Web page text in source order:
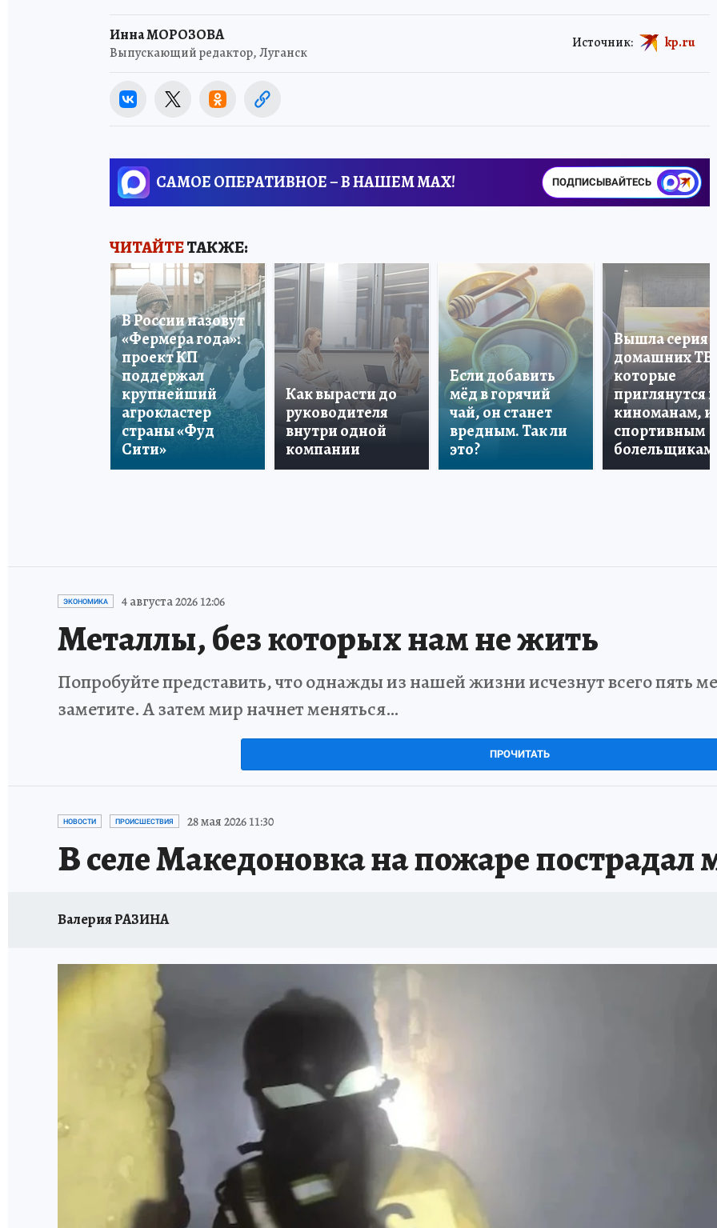
Инна МОРОЗОВА
Выпускающий редактор, Луганск
Источник: kp.ru
САМОЕ ОПЕРАТИВНОЕ – В НАШЕМ MAX! ПОДПИСЫВАЙТЕСЬ
ЧИТАЙТЕТАКЖЕ:
В России назовут
«Фермера года»:
проект КП
поддержал
крупнейший
агрокластер
страны «Фуд
Сити»
Как вырасти до
руководителя
внутри одной
компании
Если добавить
мёд в горячий
чай, он станет
вредным. Так ли
это?
Вышла серия
домашних ТВ,
которые
приглянутся и
киноманам, и
спортивным
болельщикам
ЭКОНОМИКА 4 августа 2026 12:06
Металлы, без которых нам не жить
Попробуйте представить, что однажды из нашей жизни исчезнут всего пять
заметите. А затем мир начнет меняться…
ПРОЧИТАТЬ
НОВОСТИ ПРОИСШЕСТВИЯ 28 мая 2026 11:30
В селе Македоновка на пожаре
Валерия РАЗИНА